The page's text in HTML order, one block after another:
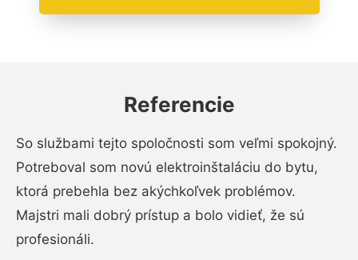
Referencie
So službami tejto spoločnosti som veľmi spokojný.
Potreboval som novú elektroinštaláciu do bytu,
ktorá prebehla bez akýchkoľvek problémov.
Majstri mali dobrý prístup a bolo vidieť, že sú
profesionáli.